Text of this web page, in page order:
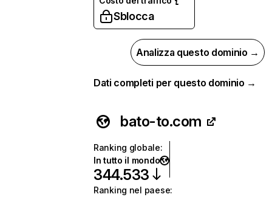
Sblocca
Analizza questo dominio →
Dati completi per questo dominio →
bato-to.com
Ranking globale:
In tutto il mondo
344.533
Ranking nel paese: